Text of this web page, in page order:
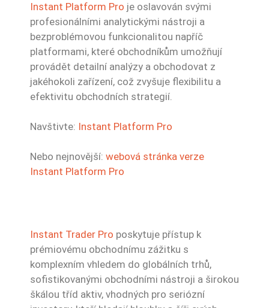
Instant Platform Pro je oslavován svými
profesionálními analytickými nástroji a
bezproblémovou funkcionalitou napříč
platformami, které obchodníkům umožňují
provádět detailní analýzy a obchodovat z
jakéhokoli zařízení, což zvyšuje flexibilitu a
efektivitu obchodních strategií.
Navštivte: Instant Platform Pro
Nebo nejnovější: webová stránka verze
Instant Platform Pro
Instant Trader Pro poskytuje přístup k
prémiovému obchodnímu zážitku s
komplexním vhledem do globálních trhů,
sofistikovanými obchodními nástroji a širokou
škálou tříd aktiv, vhodných pro seriózní